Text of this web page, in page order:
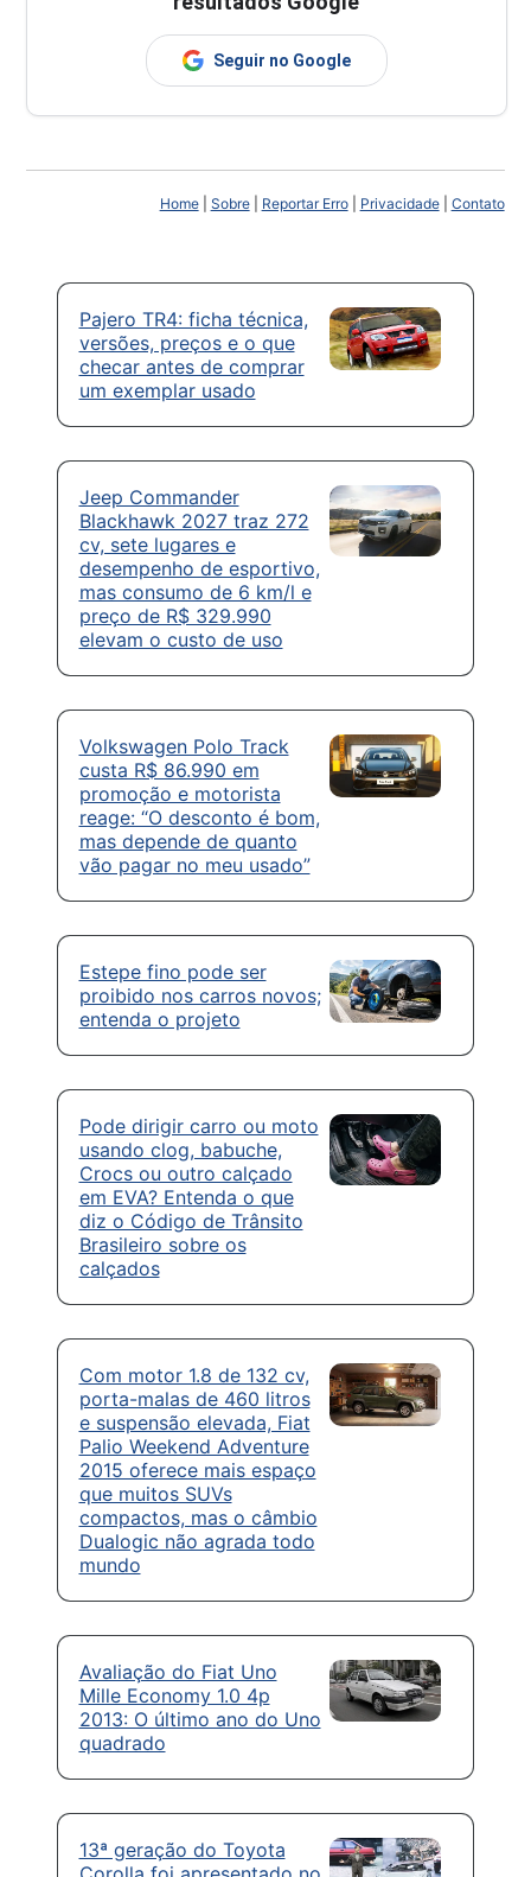
Seguir no Google
Home| Sobre| Reportar Erro| Privacidade| Contato
Pajero TR4: ficha técnica,
versões, preços e o que
checar antes de comprar
um exemplar usado
Jeep Commander
Blackhawk 2027 traz 272
cv, sete lugares e
desempenho de esportivo,
mas consumo de 6 km/l e
preço de R$ 329.990
elevam o custo de uso
Volkswagen Polo Track
custa R$ 86.990 em
promoção e motorista
reage: “O desconto é bom,
mas depende de quanto
vão pagar no meu usado”
Estepe fino pode ser
proibido nos carros novos;
entenda o projeto
Pode dirigir carro ou moto
usando clog, babuche,
Crocs ou outro calçado
em EVA? Entenda o que
diz o Código de Trânsito
Brasileiro sobre os
calçados
Com motor 1.8 de 132 cv,
porta-malas de 460 litros
e suspensão elevada, Fiat
Palio Weekend Adventure
2015 oferece mais espaço
que muitos SUVs
compactos, mas o câmbio
Dualogic não agrada todo
mundo
Avaliação do Fiat Uno
Mille Economy 1.0 4p
2013: O último ano do Uno
quadrado
13ª geração do Toyota